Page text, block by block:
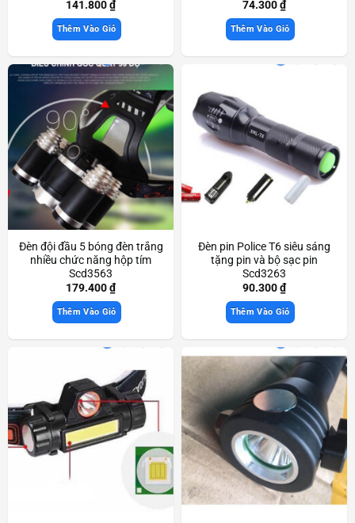
141.800₫
Thêm Vào Giỏ
74.300₫
Thêm Vào Giỏ
Đèn đội đầu 5 bóng đèn trắng
nhiều chức năng hộp tím
Scd3563
179.400₫
Thêm Vào Giỏ
Đèn pin Police T6 siêu sáng
tặng pin và bộ sạc pin
Scd3263
90.300₫
Thêm Vào Giỏ